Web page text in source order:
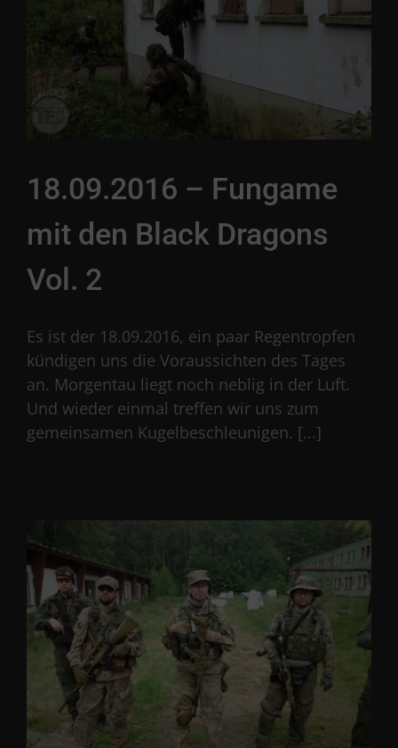
18.09.2016 – Fungame
mit den Black Dragons
Vol. 2
Es ist der 18.09.2016, ein paar Regentropfen
kündigen uns die Voraussichten des Tages
an. Morgentau liegt noch neblig in der Luft.
Und wieder einmal treffen wir uns zum
gemeinsamen Kugelbeschleunigen. [...]